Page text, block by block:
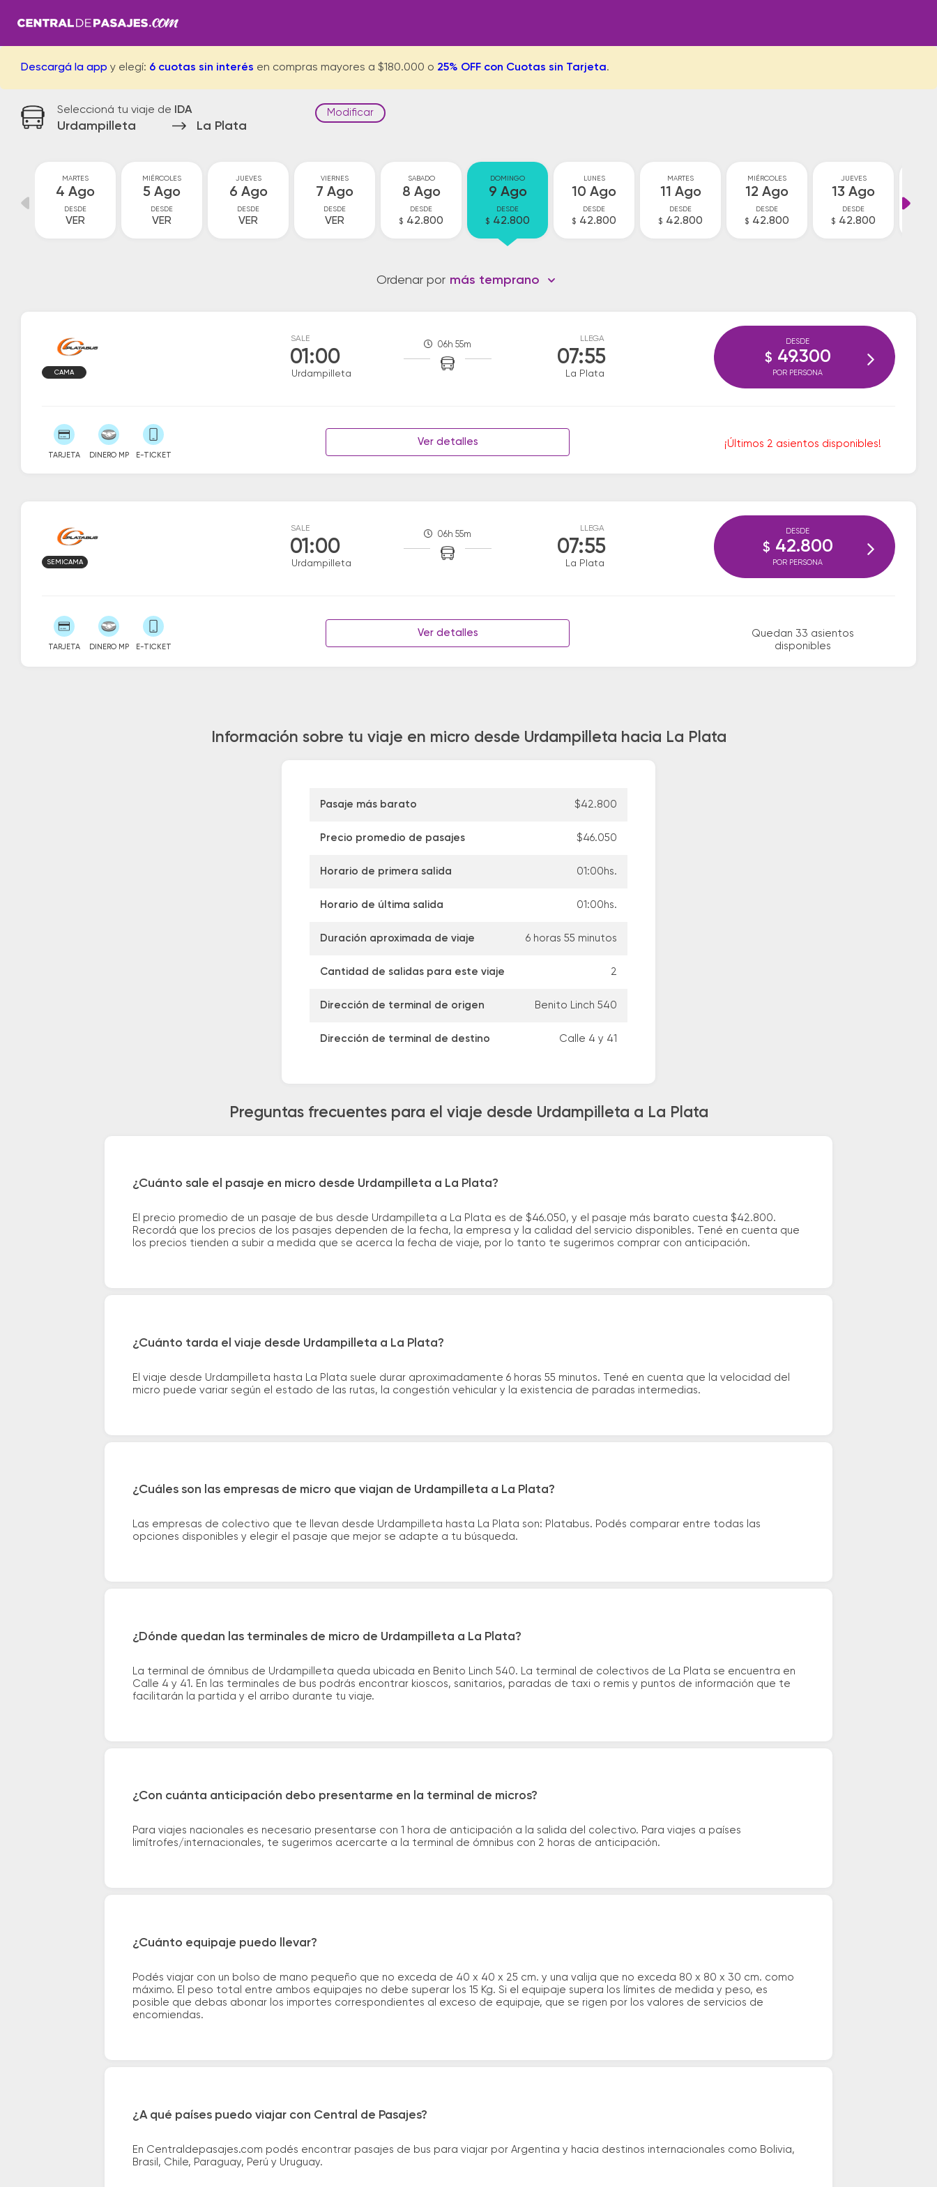
Descargá la app y elegí: 6 cuotas sin interés en compras mayores a $180.000 o 25% OFF con Cuotas sin Tarjeta.
Seleccioná tu viaje de IDA
Urdampilleta La Plata
Modificar
MARTES
4 Ago
DESDE
VER
MIÉRCOLES
5 Ago
DESDE
VER
JUEVES
6 Ago
DESDE
VER
VIERNES
7 Ago
DESDE
VER
SABADO
8 Ago
DESDE
$ 42.800
DOMINGO
9 Ago
DESDE
$ 42.800
LUNES
10 Ago
DESDE
$ 42.800
MARTES
11 Ago
DESDE
$ 42.800
MIÉRCOLES
12 Ago
DESDE
$ 42.800
JUEVES
13 Ago
DESDE
$ 42.800
Ordenar por más temprano
SALE
01:00
Urdampilleta
06h 55m
LLEGA
07:55
La Plata
CAMA
TARJETA DINERO MP E-TICKET
Ver detalles ¡Últimos 2 asientos disponibles!
DESDE
$ 49.300
POR PERSONA
SALE
01:00
Urdampilleta
06h 55m
LLEGA
07:55
La Plata
SEMICAMA
TARJETA DINERO MP E-TICKET
Ver detalles
Quedan 33 asientos
disponibles
DESDE
$ 42.800
POR PERSONA
Información sobre tu viaje en micro desde Urdampilleta hacia La Plata
Pasaje más barato $42.800
Precio promedio de pasajes $46.050
Horario de primera salida 01:00hs.
Horario de última salida 01:00hs.
Duración aproximada de viaje 6 horas 55 minutos
Cantidad de salidas para este viaje 2
Dirección de terminal de origen Benito Linch 540
Dirección de terminal de destino Calle 4 y 41
Preguntas frecuentes para el viaje desde Urdampilleta a La Plata
¿Cuánto sale el pasaje en micro desde Urdampilleta a La Plata?
El precio promedio de un pasaje de bus desde Urdampilleta a La Plata es de $46.050, y el pasaje más barato cuesta $42.800.
Recordá que los precios de los pasajes dependen de la fecha, la empresa y la calidad del servicio disponibles. Tené en cuenta que
los precios tienden a subir a medida que se acerca la fecha de viaje, por lo tanto te sugerimos comprar con anticipación.
¿Cuánto tarda el viaje desde Urdampilleta a La Plata?
El viaje desde Urdampilleta hasta La Plata suele durar aproximadamente 6 horas 55 minutos. Tené en cuenta que la velocidad del
micro puede variar según el estado de las rutas, la congestión vehicular y la existencia de paradas intermedias.
¿Cuáles son las empresas de micro que viajan de Urdampilleta a La Plata?
Las empresas de colectivo que te llevan desde Urdampilleta hasta La Plata son: Platabus. Podés comparar entre todas las
opciones disponibles y elegir el pasaje que mejor se adapte a tu búsqueda.
¿Dónde quedan las terminales de micro de Urdampilleta a La Plata?
La terminal de ómnibus de Urdampilleta queda ubicada en Benito Linch 540. La terminal de colectivos de La Plata se encuentra en
Calle 4 y 41. En las terminales de bus podrás encontrar kioscos, sanitarios, paradas de taxi o remis y puntos de información que te
facilitarán la partida y el arribo durante tu viaje.
¿Con cuánta anticipación debo presentarme en la terminal de micros?
Para viajes nacionales es necesario presentarse con 1 hora de anticipación a la salida del colectivo. Para viajes a países
limítrofes/internacionales, te sugerimos acercarte a la terminal de ómnibus con 2 horas de anticipación.
¿Cuánto equipaje puedo llevar?
Podés viajar con un bolso de mano pequeño que no exceda de 40 x 40 x 25 cm. y una valija que no exceda 80 x 80 x 30 cm. como
máximo. El peso total entre ambos equipajes no debe superar los 15 Kg. Si el equipaje supera los límites de medida y peso, es
posible que debas abonar los importes correspondientes al exceso de equipaje, que se rigen por los valores de servicios de
encomiendas.
¿A qué países puedo viajar con Central de Pasajes?
En Centraldepasajes.com podés encontrar pasajes de bus para viajar por Argentina y hacia destinos internacionales como Bolivia,
Brasil, Chile, Paraguay, Perú y Uruguay.